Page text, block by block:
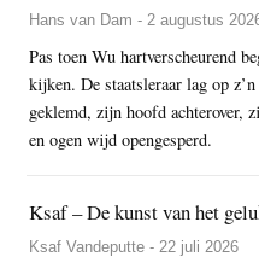
Hans van Dam - 2 augustus
Pas toen Wu hartverscheurend
kijken. De staatsleraar lag op
geklemd, zijn hoofd achterover,
en ogen wijd opengesperd.
Ksaf – De kunst van het
Ksaf Vandeputte - 22 juli 2026